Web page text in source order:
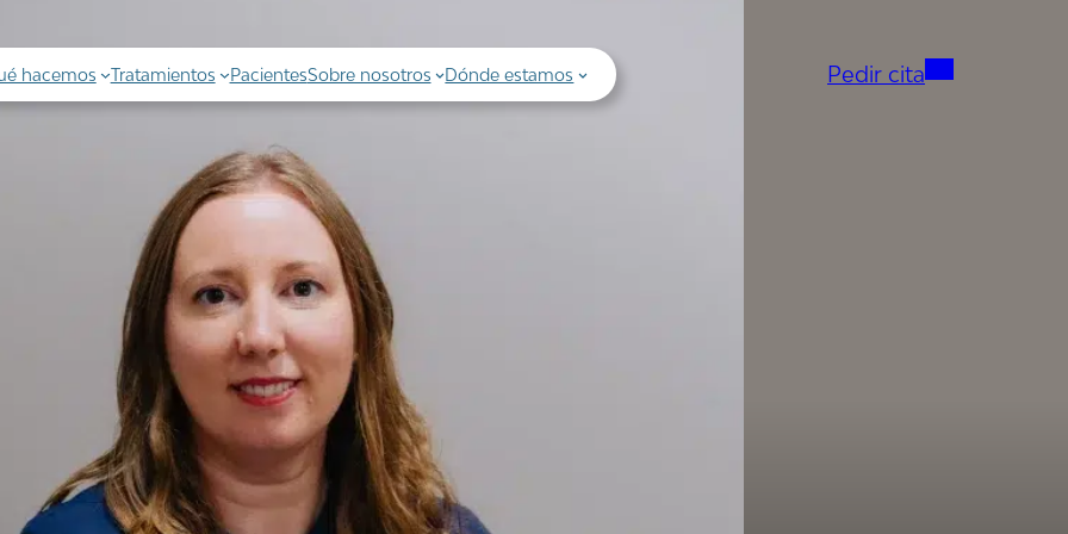
hacemos Tratamientos PacientesSobre nosotros Dónde estamos Pedir cita